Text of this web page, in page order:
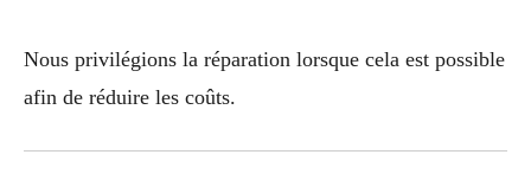
Nous privilégions la réparation lorsque cela est possible
afin de réduire les coûts.